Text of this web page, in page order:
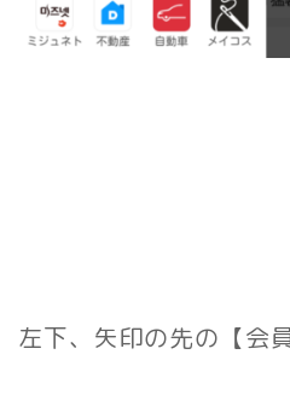
左下、矢印の先の【会